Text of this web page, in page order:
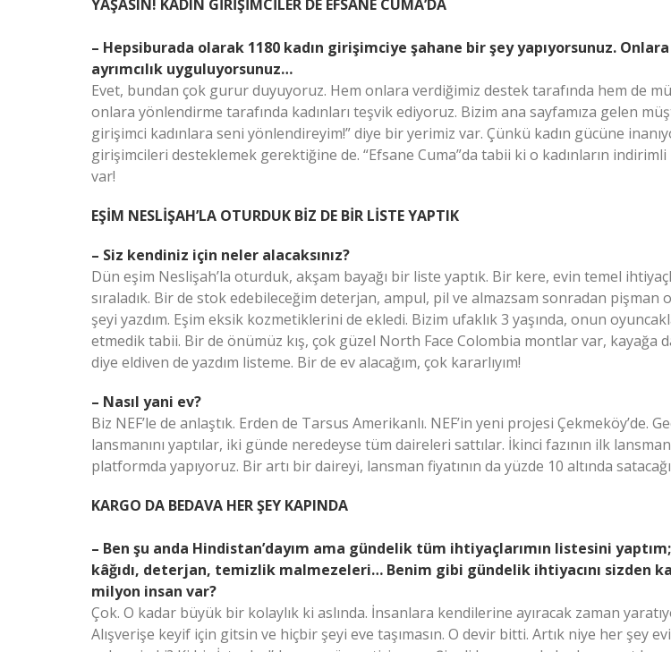
YAŞASIN! KADIN GİRİŞİMCİLER DE EFSANE CUMA’DA
– Hepsiburada olarak 1180 kadın girişimciye şahane bir şey yapıyorsunuz.
ayrımcılık uyguluyorsunuz…
Evet, bundan çok gurur duyuyoruz. Hem onlara verdiğimiz destek tarafında hem de
onlara yönlendirme tarafında kadınları teşvik ediyoruz. Bizim ana sayfamıza gelen
girişimci kadınlara seni yönlendireyim!” diye bir yerimiz var. Çünkü kadın gücüne
girişimcileri desteklemek gerektiğine de. “Efsane Cuma”da tabii ki o kadınların
var!
EŞİM NESLİŞAH’LA OTURDUK BİZ DE BİR LİSTE YAPTIK
– Siz kendiniz için neler alacaksınız?
Dün eşim Neslişah’la oturduk, akşam bayağı bir liste yaptık. Bir kere, evin temel
sıraladık. Bir de stok edebileceğim deterjan, ampul, pil ve almazsam sonradan pişman
şeyi yazdım. Eşim eksik kozmetiklerini de ekledi. Bizim ufaklık 3 yaşında, onun
etmedik tabii. Bir de önümüz kış, çok güzel North Face Colombia montlar var, kayağa
diye eldiven de yazdım listeme. Bir de ev alacağım, çok kararlıyım!
– Nasıl yani ev?
Biz NEF’le de anlaştık. Erden de Tarsus Amerikanlı. NEF’in yeni projesi Çekmeköy’de.
lansmanını yaptılar, iki günde neredeyse tüm daireleri sattılar. İkinci fazının ilk
platformda yapıyoruz. Bir artı bir daireyi, lansman fiyatının da yüzde 10 altında
KARGO DA BEDAVA HER ŞEY KAPINDA
– Ben şu anda Hindistan’dayım ama gündelik tüm ihtiyaçlarımın listesini
kâğıdı, deterjan, temizlik malmezeleri… Benim gibi gündelik ihtiyacını sizden
milyon insan var?
Çok. O kadar büyük bir kolaylık ki aslında. İnsanlara kendilerine ayıracak zaman
Alışverişe keyif için gitsin ve hiçbir şeyi eve taşımasın. O devir bitti. Artık niye her şey